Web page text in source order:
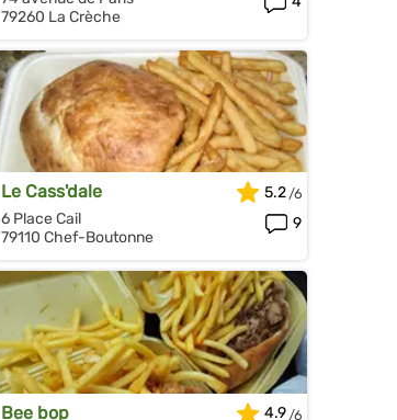
79260 La Crèche
Le Cass'dale
6 Place Cail
79110 Chef-Boutonne
5.2
9
Bee bop
4.9